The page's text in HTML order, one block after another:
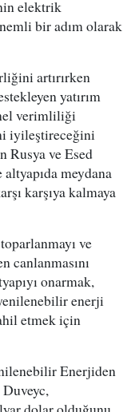
elektrik
bir adım olarak
artırırken
yatırım
verimliliği
iyileştireceğini
Rusya ve Esed
meydana
karşıya kalmaya
ve
canlanmasını
onarmak,
enerji
etmek için
Enerjiden
Duveyc,